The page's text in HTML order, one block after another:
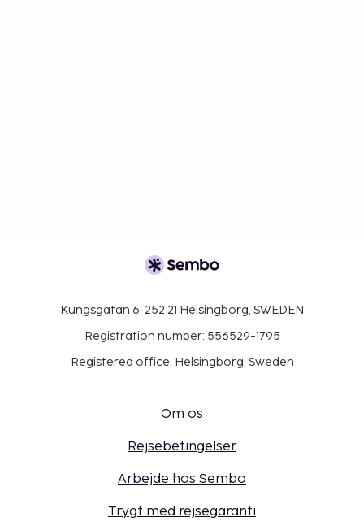
Kungsgatan 6, 252 21 Helsingborg, SWEDEN
Registration number: 556529-1795
Registered office: Helsingborg, Sweden
Om os
Rejsebetingelser
Arbejde hos Sembo
Trygt med rejsegaranti